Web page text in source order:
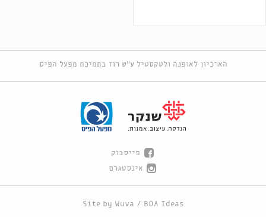
הארכיון לאופנה ולטקסטיל ע"ש רוז בתמיכת מפעל הפיס
פייסבוק
אינסטגרם
Site by Wuwa / BOA Ideas